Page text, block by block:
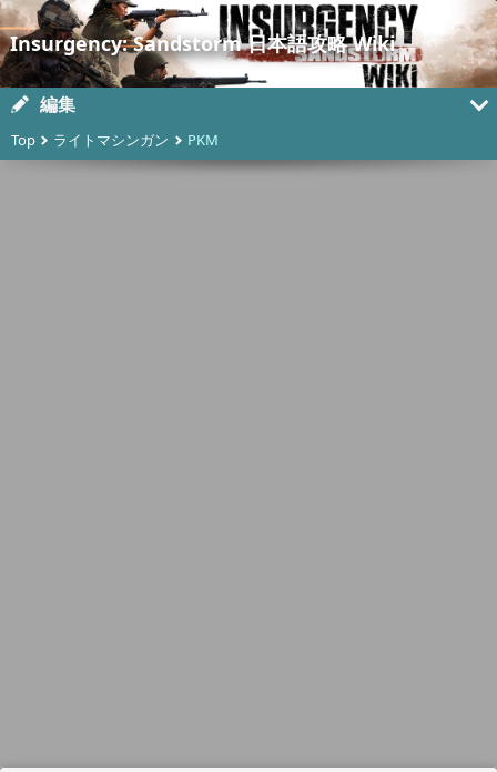
Insurgency: Sandstorm 日本語攻略 Wiki
編集
Top ライトマシンガン PKM